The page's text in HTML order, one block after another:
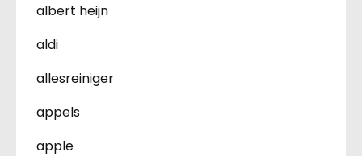
albert heijn
aldi
allesreiniger
appels
apple